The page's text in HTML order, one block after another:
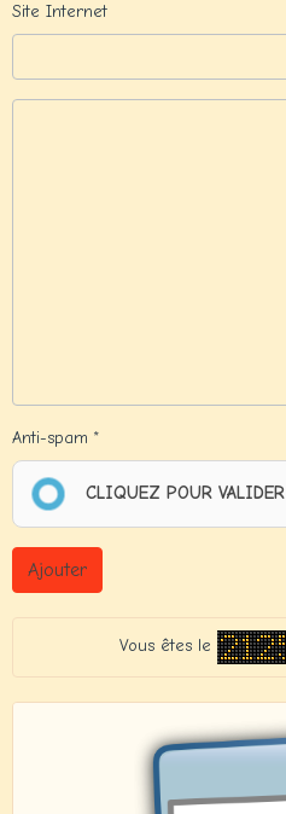
Site Internet
Anti-spam
CLIQUEZ POUR VALIDER
Ajouter
Vous êtes le